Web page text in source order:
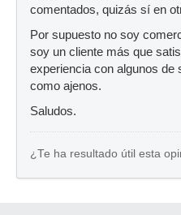
comentados, quizás sí en
Por supuesto no soy
soy un cliente más que
experiencia con algunos de
como ajenos.
Saludos.
¿Te ha resultado útil esta